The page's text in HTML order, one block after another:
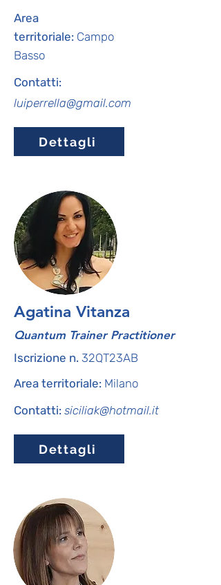
Area
territoriale: Campo
Basso
Contatti:
luiperrella@gmail.com
Dettagli
Agatina Vitanza
Quantum Trainer Practitioner
Iscrizione n. 32QT23AB
Area territoriale: Milano
Contatti: siciliak@hotmail.it
Dettagli